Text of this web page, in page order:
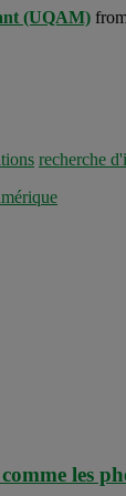
(UQAM)
recherche
les